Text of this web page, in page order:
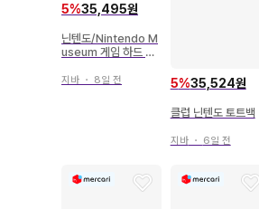
5%35,495원
닌텐도/Nintendo M
useum 게임 하드 키
7 게임보이 어드밴스/
지바 ・ 8일 전 5%35,524원
클럽 닌텐도 토트백
지바・ 6일 전